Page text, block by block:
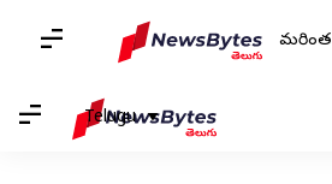
మరింత
Telugu